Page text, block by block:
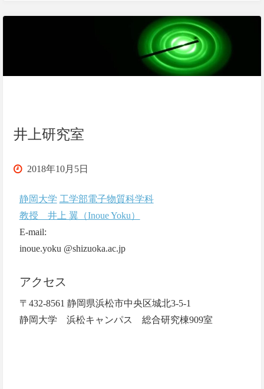
ボ
ナ
チ
ブ
に
味
井上研究室
2018年10月5日
静岡大学 工学部電子物質科学科
教授 井上 翼（Inoue Yoku）
E-mail:
inoue.yoku @shizuoka.ac.jp
アクセス
〒432-8561 静岡県浜松市中央区城北3-5-1
静岡大学 浜松キャンパス 総合研究棟909室